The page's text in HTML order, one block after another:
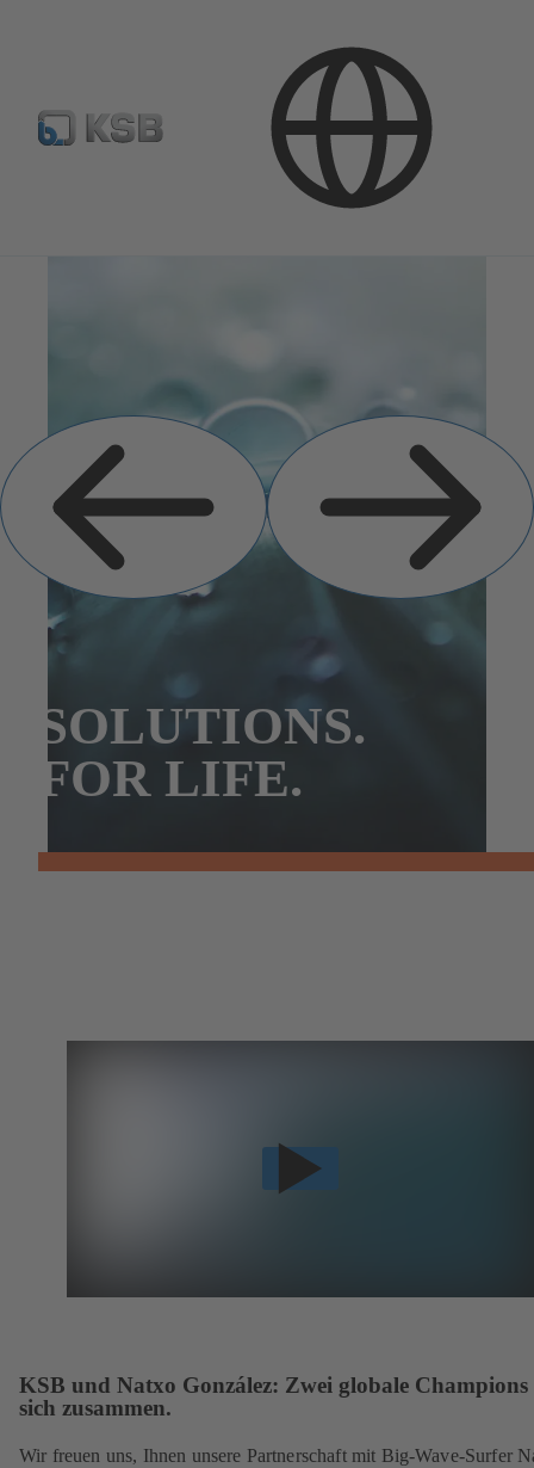
SOLUTIONS.
FOR LIFE.
Vorherige
Folie
Nächste
Folie
KSB und Natxo González: Zwei globale
sich zusammen.
Wir freuen uns, Ihnen unsere Partnerschaft mit Big-Wave-Surfer